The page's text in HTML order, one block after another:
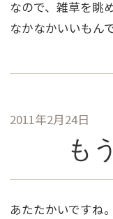
なので、雑草を眺
なかなかいいもん
2011年2月24日
も
あたたかいですね。